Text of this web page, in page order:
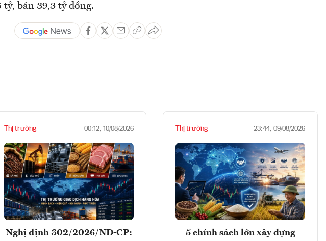
bán 39,3 tỷ đồng.
Thị trường 00:12, 10/08/2026
Nghị định 302/2026/NĐ-CP:
Thị trường 23:44, 09/08/2026
5 chính sách lớn xây dựng